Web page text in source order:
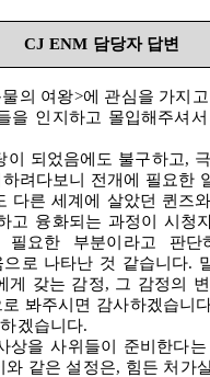
CJ ENM 담당자 답변
의 여왕>에 관심을 가지
을 인지하고 몰입해주셔
이 되었음에도 불구하고,
려다보니 전개에 필요한
다른 세계에 살았던 퀸즈
고 융화되는 과정이 시청
요한 부분이라고 판단
로 나타난 것 같습니다.
게 갖는 감정, 그 감정의
봐주시면 감사하겠습니
겠습니다.
상을 사위들이 준비한다
같은 설정은, 힘든 처가